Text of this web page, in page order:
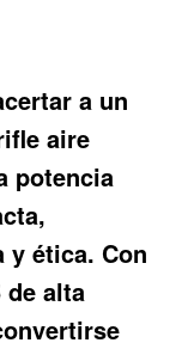
a un
aire
potencia
y ética. Con
de alta